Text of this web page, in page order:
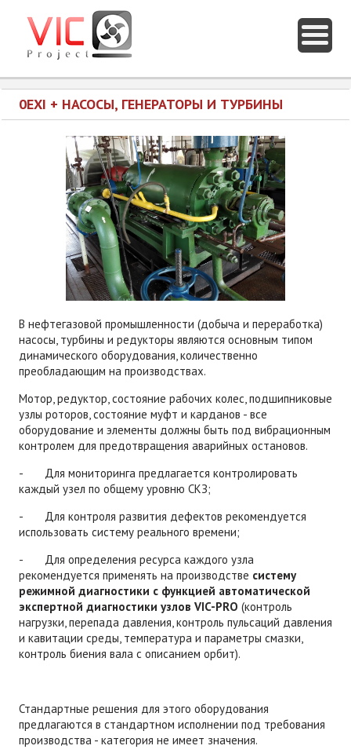
0EXI + НАСОСЫ, ГЕНЕРАТОРЫ И ТУРБИНЫ
В нефтегазовой промышленности (добыча и переработка)
насосы, турбины и редукторы являются основным типом
динамического оборудования, количественно
преобладающим на производствах.
Мотор, редуктор, состояние рабочих колес, подшипниковые
узлы роторов, состояние муфт и карданов - все
оборудование и элементы должны быть под вибрационным
контролем для предотвращения аварийных остановов.
- Для мониторинга предлагается контролировать
каждый узел по общему уровню СКЗ;
- Для контроля развития дефектов рекомендуется
использовать систему реального времени;
- Для определения ресурса каждого узла
рекомендуется применять на производстве систему
режимной диагностики с функцией автоматической
экспертной диагностики узлов VIC-PRO (контроль
нагрузки, перепада давления, контроль пульсаций давления
и кавитации среды, температура и параметры смазки,
контроль биения вала с описанием орбит).
Стандартные решения для этого оборудования
предлагаются в стандартном исполнении под требования
производства - категория не имеет значения.